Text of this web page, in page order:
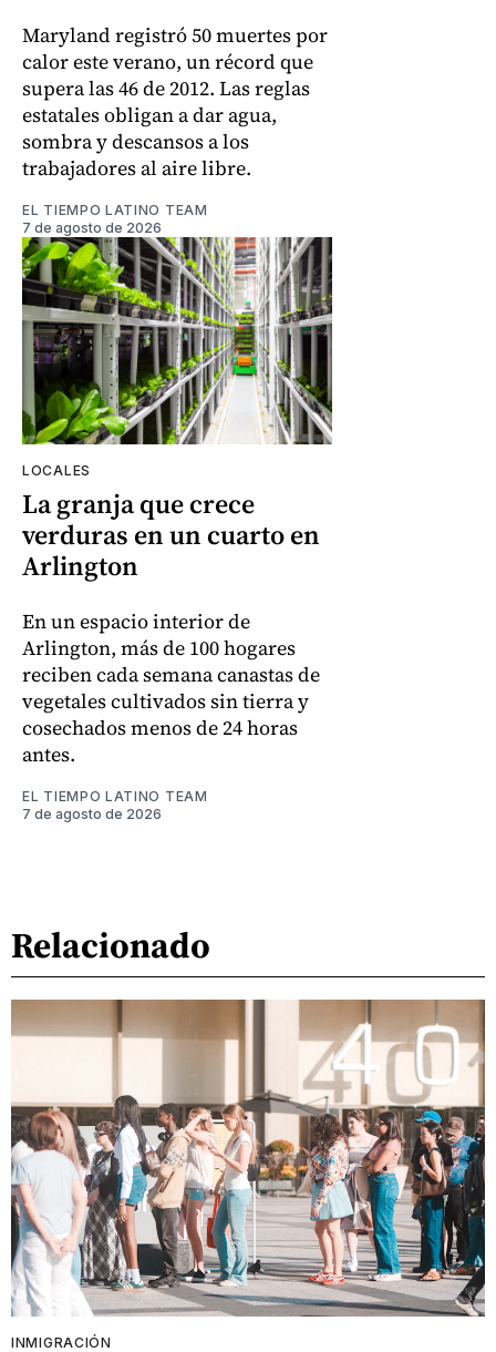
Maryland registró 50 muertes por
calor este verano, un récord que
supera las 46 de 2012. Las reglas
estatales obligan a dar agua,
sombra y descansos a los
trabajadores al aire libre.
EL TIEMPO LATINO TEAM
7 de agosto de 2026
LOCALES
La granja que crece
verduras en un cuarto en
Arlington
En un espacio interior de
Arlington, más de 100 hogares
reciben cada semana canastas de
vegetales cultivados sin tierra y
cosechados menos de 24 horas
antes.
EL TIEMPO LATINO TEAM
7 de agosto de 2026
Relacionado
INMIGRACIÓN